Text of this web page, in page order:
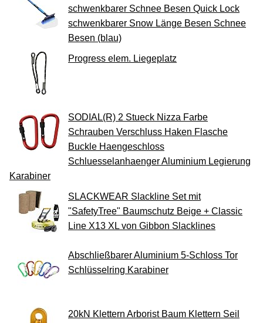
schwenkbarer Schnee Besen Quick Lock
schwenkbarer Snow Länge Besen Schnee
Besen (blau)
Progress elem. Liegeplatz
SODIAL(R) 2 Stueck Nizza Farbe
Schrauben Verschluss Haken Flasche
Buckle Haengeschloss
Schluesselanhaenger Aluminium Legierung
Karabiner
SLACKWEAR Slackline Set mit
"SafetyTree" Baumschutz Beige + Classic
Line X13 XL von Gibbon Slacklines
Abschließbarer Aluminium 5-Schloss Tor
Schlüsselring Karabiner
20kN Klettern Arborist Baum Klettern Seil